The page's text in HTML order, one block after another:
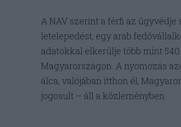
A NAV szerint a férfi az
letelepedést, egy arab
adatokkal elkerülje több mint
Magyarországon. A nyomozás
álca, valójában itthon él,
jogosult – áll a közleményben.